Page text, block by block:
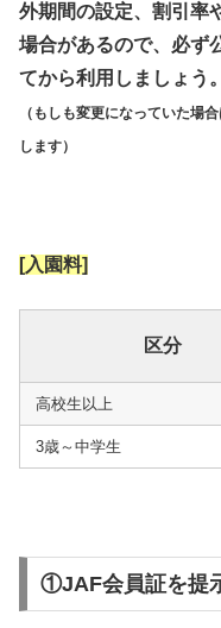
外期間の設定、割引率
場合があるので、必ず
てから利用しましょう。
（もしも変更になっていた場
します）
[入園料]
区分
高校生以上
3歳～中学生
①JAF会員証を提